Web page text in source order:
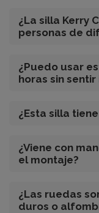
¿La silla Kerry
personas de
¿Puedo usar
horas sin
¿Esta silla
¿Viene con
el montaje?
¿Las ruedas
duros o